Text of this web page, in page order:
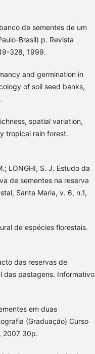
de sementes de um
Brasil) p. Revista
328, 1999.
and germination in
of soil seed banks,
spatial variation,
tropical rain forest.
LONGHI, S. J. Estudo da
de sementes na reserva
Santa Maria, v. 6, n.1,
de espécies florestais.
das reservas de
das pastagens. Informativo
em duas
(Graduação) Curso
2007 30p.